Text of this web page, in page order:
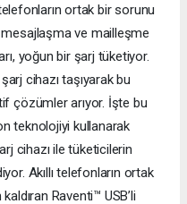
telefonların ortak bir sorunu
ve mailleşme
yoğun bir şarj tüketiyor.
cihazı taşıyarak bu
çözümler arıyor. İşte bu
teknolojiyi kullanarak
cihazı ile tüketicilerin
Akıllı telefonların ortak
Raventi™ USB’li